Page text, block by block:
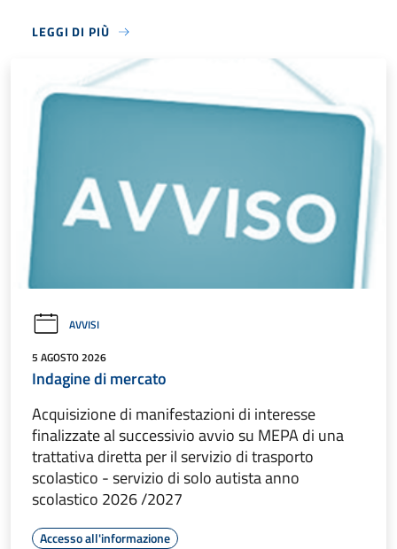
LEGGI DI PIÙ
AVVISI
5 AGOSTO 2026
Indagine di mercato
Acquisizione di manifestazioni di interesse
finalizzate al successivio avvio su MEPA di una
trattativa diretta per il servizio di trasporto
scolastico - servizio di solo autista anno
scolastico 2026 /2027
Accesso all'informazione